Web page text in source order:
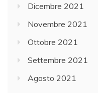
Dicembre 2021
Novembre 2021
Ottobre 2021
Settembre 2021
Agosto 2021